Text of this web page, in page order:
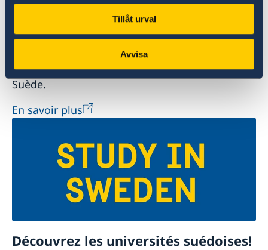
Tillåt urval
Avvisa
Un monde à explorer
Le site officiel du tourisme et du voyage en
Suède.
En savoir plus
Découvrez les universités suédoises!